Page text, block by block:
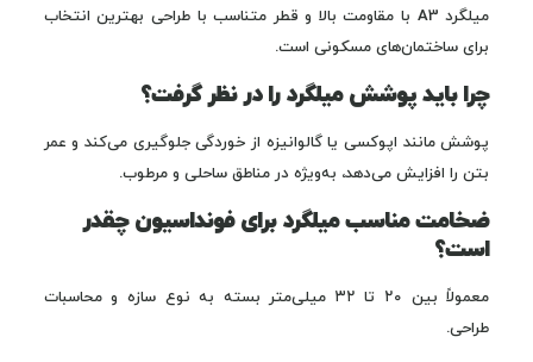
میلگرد A3 با مقاومت بالا و قطر متناسب با طراحی بهترین انتخاب
برای ساختمان‌های مسکونی است.
چرا باید پوشش میلگرد را در نظر گرفت؟
پوشش مانند اپوکسی یا گالوانیزه از خوردگی جلوگیری می‌کند و عمر
بتن را افزایش می‌دهد، به‌ویژه در مناطق ساحلی و مرطوب.
ضخامت مناسب میلگرد برای فونداسیون چقدر
است؟
معمولاً بین ۲۰ تا ۳۲ میلی‌متر بسته به نوع سازه و محاسبات
طراحی.